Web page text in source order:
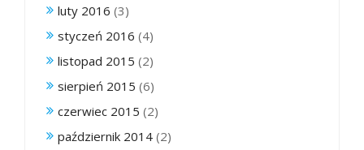
luty 2016 (3)
styczeń 2016 (4)
listopad 2015 (2)
sierpień 2015 (6)
czerwiec 2015 (2)
październik 2014 (2)